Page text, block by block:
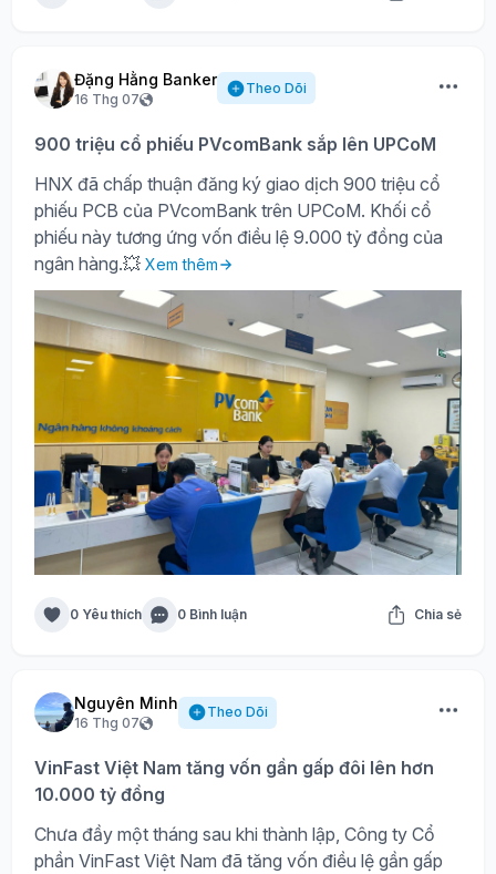
Đặng Hằng Banker
16 Thg 07
Theo Dõi
900 triệu cổ phiếu PVcomBank sắp lên UPCoM
HNX đã chấp thuận đăng ký giao dịch 900 triệu cổ
phiếu PCB của PVcomBank trên UPCoM. Khối cổ
phiếu này tương ứng vốn điều lệ 9.000 tỷ đồng của
ngân hàng.💥 Xem thêm
0 Yêu thích 0 Bình luận Chia sẻ
Nguyên Minh
16 Thg 07
Theo Dõi
VinFast Việt Nam tăng vốn gần gấp đôi lên hơn
10.000 tỷ đồng
Chưa đầy một tháng sau khi thành lập, Công ty Cổ
phần VinFast Việt Nam đã tăng vốn điều lệ gần gấp